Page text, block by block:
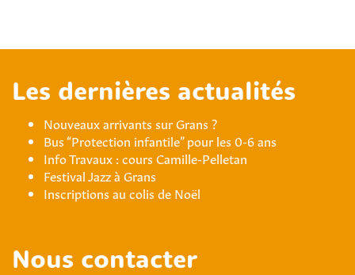
Les dernières actualités
Nouveaux arrivants sur Grans ?
Bus “Protection infantile” pour les 0-6 ans
Info Travaux : cours Camille-Pelletan
Festival Jazz à Grans
Inscriptions au colis de Noël
Nous contacter